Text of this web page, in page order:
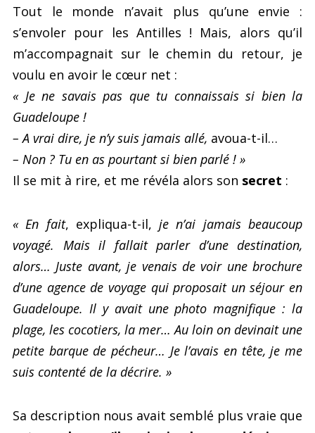
Tout le monde n’avait plus qu’une envie :
s’envoler pour les Antilles ! Mais, alors qu’il
m’accompagnait sur le chemin du retour, je
voulu en avoir le cœur net :
« Je ne savais pas que tu connaissais si bien la
Guadeloupe !
– A vrai dire, je n’y suis jamais allé, avoua-t-il…
– Non ? Tu en as pourtant si bien parlé ! »
Il se mit à rire, et me révéla alors son secret :
« En fait, expliqua-t-il,je n’ai jamais beaucoup
voyagé. Mais il fallait parler d’une destination,
alors… Juste avant, je venais de voir une brochure
d’une agence de voyage qui proposait un séjour en
Guadeloupe. Il y avait une photo magnifique : la
plage, les cocotiers, la mer… Au loin on devinait une
petite barque de pécheur… Je l’avais en tête, je me
suis contenté de la décrire. »
Sa description nous avait semblé plus vraie que